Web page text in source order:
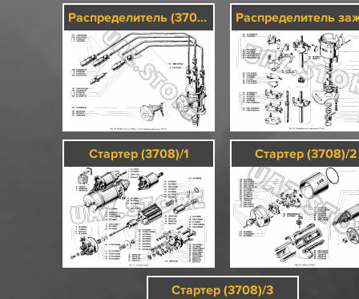
Распределитель (3706)/3, свечи и провода зажигания (3707)/2
Стартер (3708)/1 Стартер (3708)/2
Стартер (3708)/3